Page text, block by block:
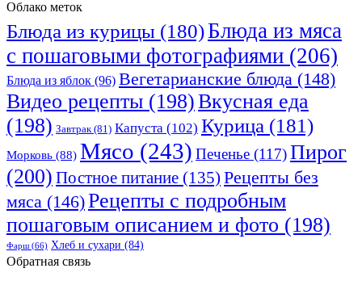
Облако меток
Блюда из курицы (180)Блюда из мяса
с пошаговыми фотографиями (206)
Блюда из яблок (96) Вегетарианские блюда (148)
Видео рецепты (198)Вкусная еда
(198) Завтрак(81) Капуста (102) Курица (181)
Морковь (88) Мясо (243) Печенье (117)Пирог
(200) Постное питание (135) Рецепты без
мяса (146)Рецепты с подробным
пошаговым описанием и фото (198)
Фарш(66) Хлеб и сухари (84)
Обратная связь